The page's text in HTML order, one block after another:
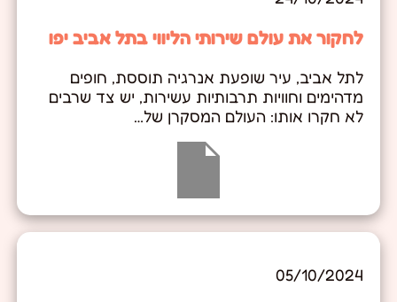
לחקור את עולם שירותי הליווי בתל אביב יפו
לתל אביב, עיר שופעת אנרגיה תוססת, חופים
מדהימים וחוויות תרבותיות עשירות, יש צד שרבים
לא חקרו אותו: העולם המסקרן של…
05/10/2024